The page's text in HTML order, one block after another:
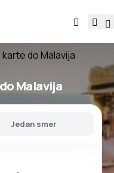
karte do Malavija
Malavija
Jedan smer